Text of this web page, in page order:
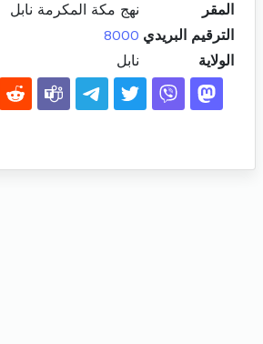
المقر
نهج مكة المكرمة نابل
الترقيم البريدي 8000
الولاية
نابل